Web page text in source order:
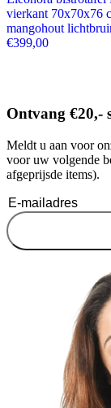
vierkant 70x70x76
mangohout
€399,00
Ontvang €20,-
Meldt u aan voor
voor uw volgende
afgeprijsde items).